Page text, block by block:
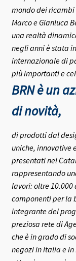
mondo dei
Marco e Gianluca
una realtà
negli anni è stata
internazionale di
più importanti e
BRN è un
di novità,
di prodotti dal
uniche, innovative
presentati nel
rappresentando
lavori: oltre 10.000
componenti per la
integrante del
preziosa rete di
che è in grado di
negozi in Italia e in